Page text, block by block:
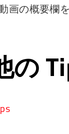
画の概要欄
の